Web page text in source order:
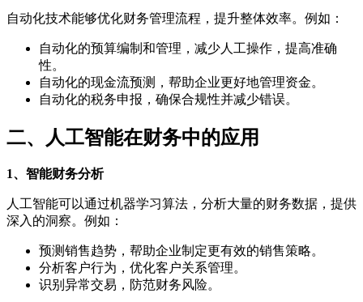
自动化技术能够优化财务管理流程，提升整体效率。例如：
自动化的预算编制和管理，减少人工操作，提高准确
性。
自动化的现金流预测，帮助企业更好地管理资金。
自动化的税务申报，确保合规性并减少错误。
二、人工智能在财务中的应用
1、智能财务分析
人工智能可以通过机器学习算法，分析大量的财务数据，提供
深入的洞察。例如：
预测销售趋势，帮助企业制定更有效的销售策略。
分析客户行为，优化客户关系管理。
识别异常交易，防范财务风险。